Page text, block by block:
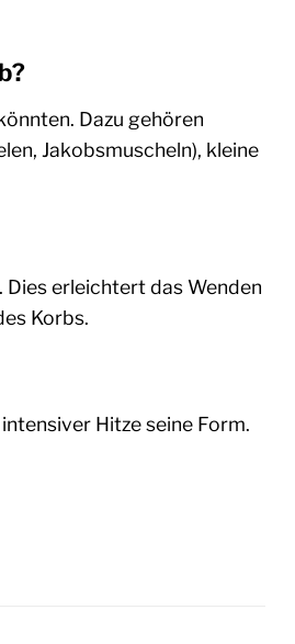
Dazu gehören
Jakobsmuscheln), kleine
erleichtert das Wenden
Korbs.
Hitze seine Form.